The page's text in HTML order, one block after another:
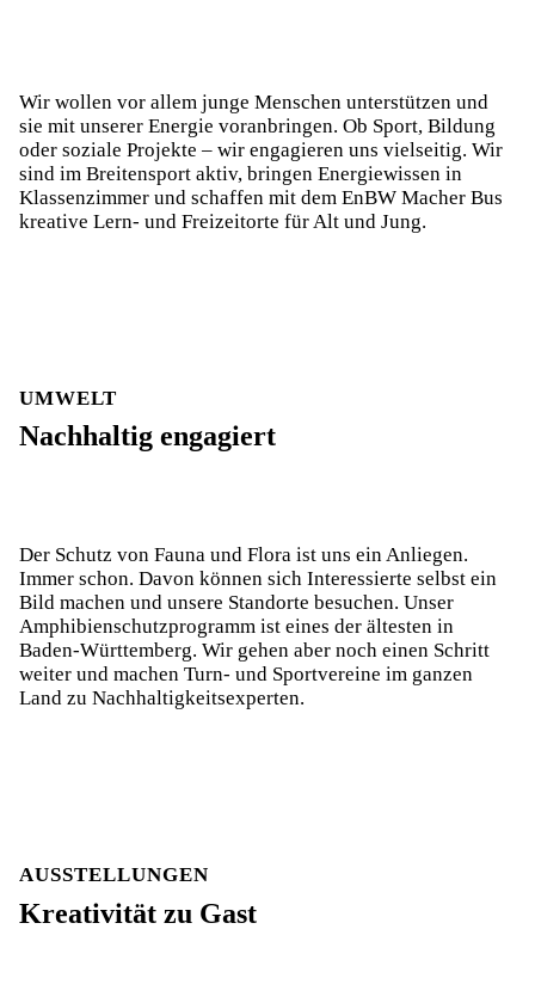
Wir wollen vor allem junge Menschen unterstützen und
sie mit unserer Energie voranbringen. Ob Sport, Bildung
oder soziale Projekte – wir engagieren uns vielseitig. Wir
sind im Breitensport aktiv, bringen Energiewissen in
Klassenzimmer und schaffen mit dem EnBW Macher Bus
kreative Lern- und Freizeitorte für Alt und Jung.
UMWELT
Nachhaltig engagiert
Der Schutz von Fauna und Flora ist uns ein Anliegen.
Immer schon. Davon können sich Interessierte selbst ein
Bild machen und unsere Standorte besuchen. Unser
Amphibienschutzprogramm ist eines der ältesten in
Baden-Württemberg. Wir gehen aber noch einen Schritt
weiter und machen Turn- und Sportvereine im ganzen
Land zu Nachhaltigkeitsexperten.
EnBW Klima-
und
AUSSTELLUNGEN
Kreativität zu Gast